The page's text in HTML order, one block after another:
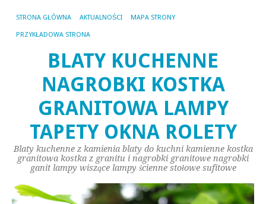
STRONA GŁÓWNA AKTUALNOŚCI MAPA STRONY
PRZYKŁADOWA STRONA
BLATY KUCHENNE
NAGROBKI KOSTKA
GRANITOWA LAMPY
TAPETY OKNA ROLETY
Blaty kuchenne z kamienia blaty do kuchni kamienne kostka
granitowa kostka z granitu i nagrobki granitowe nagrobki
ganit lampy wiszące lampy ścienne stołowe sufitowe